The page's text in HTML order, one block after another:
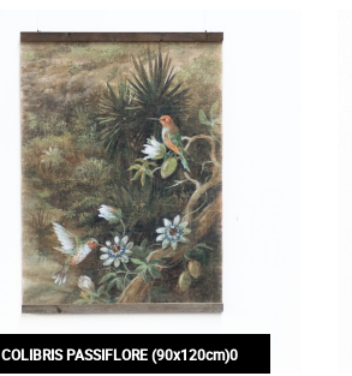
COLIBRIS PASSIFLORE (90x120cm)0